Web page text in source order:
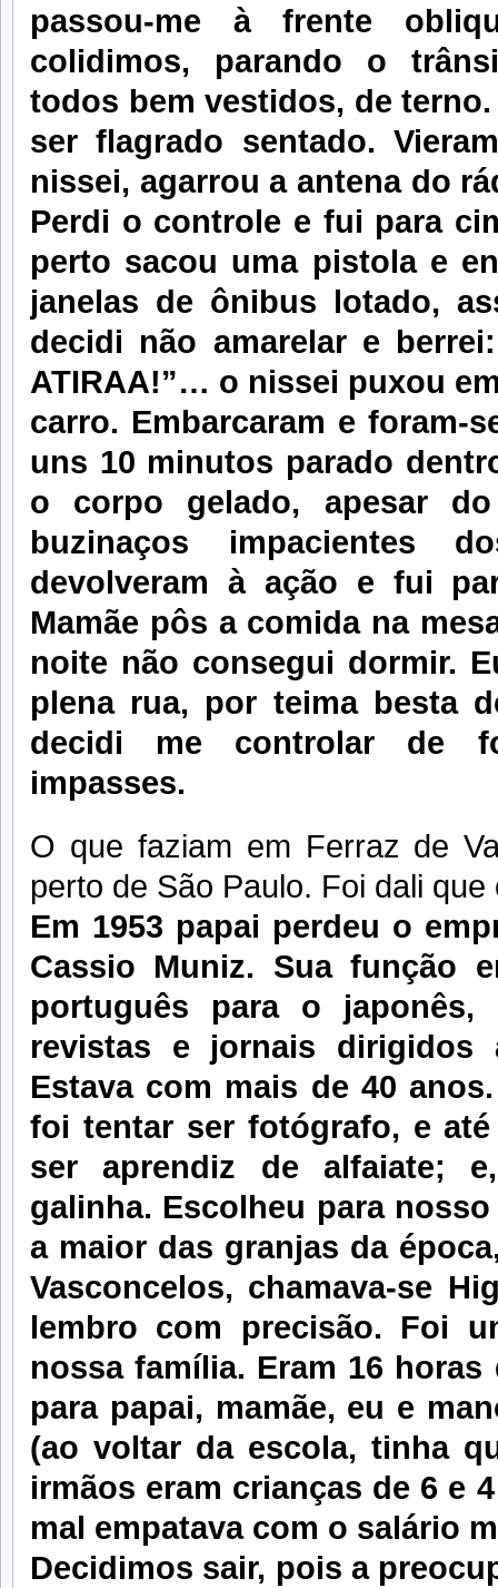
passou-me à frente
colidimos, parando o
todos bem vestidos, de
ser flagrado sentado.
nissei, agarrou a antena do
Perdi o controle e fui para
perto sacou uma pistola e
janelas de ônibus lotado,
decidi não amarelar e berrei:
ATIRAA!”… o nissei puxou
carro. Embarcaram e foram-
uns 10 minutos parado
o corpo gelado, apesar
buzinaços impacientes
devolveram à ação e fui
Mamãe pôs a comida na
noite não consegui dormir.
plena rua, por teima besta
decidi me controlar de
impasses.
O que faziam em Ferraz de
perto de São Paulo. Foi dali
Em 1953 papai perdeu o
Cassio Muniz. Sua função
português para o japonês,
revistas e jornais dirigidos
Estava com mais de 40
foi tentar ser fotógrafo, e
ser aprendiz de alfaiate;
galinha. Escolheu para
a maior das granjas da
Vasconcelos, chamava-se
lembro com precisão. Foi
nossa família. Eram 16
para papai, mamãe, eu e
(ao voltar da escola, tinha
irmãos eram crianças de 6 e
mal empatava com o salário
Decidimos sair, pois a